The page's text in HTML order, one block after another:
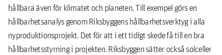
hållbara även för klimatet och planeten. Till exempel görs en
hållbarhetsanalys genom Riksbyggens hållbarhetsverktyg i alla
nyproduktionsprojekt. Det för att i ett tidigt skede få till en bra
hållbarhetsstyrning i projekten. Riksbyggen sätter också solceller